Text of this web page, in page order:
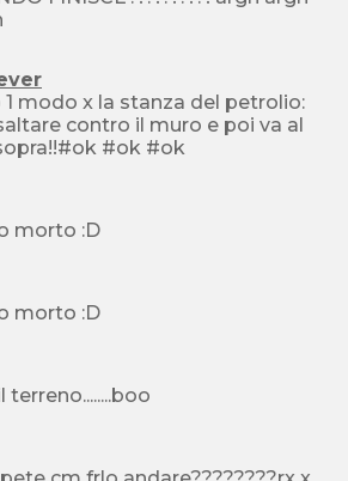
modo x la stanza del petrolio:
contro il muro e poi va al
#ok #ok
morto :D
morto :D
terreno........boo